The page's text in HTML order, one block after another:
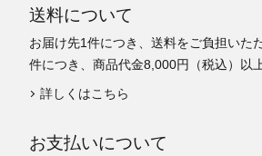
送料について
お届け先1件につき、送料をご負担いた
件につき、商品代金8,000円（税込）以
詳しくはこちら
お支払いについて